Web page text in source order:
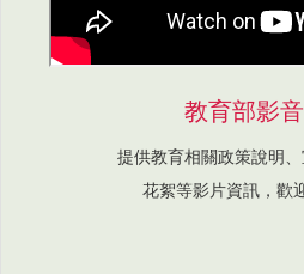
教育部影
提供教育相關政策說明
花絮等影片資訊，歡